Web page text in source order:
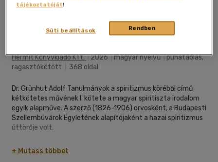
Megosztom
Hermit Könyvkiadó Kft.|2026|magyar nyelvű|puhatáblás,
ragasztókötött
368 oldal
Dr. Grünhut Adolf Tanulmányok a spiritizmus köréből című
kétkötetes művének I. kötete a magyar spiritiszta irodalom
egyik alapműve. A szerző (1826-1906) orvosként, a Budapesti
Szellembúvárok Egyletének alapítójaként a hazai spiritizmus
úttörője volt.
A könyv a magnetizmus, szomnambulizmus és médiumizmus
témaköreit tárgyalja. A szerző saját orvosi tapasztalatait és
+ Mutass többet
tájékoztatóját!
Rendben
Süti beállítások